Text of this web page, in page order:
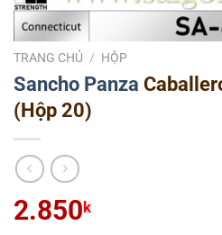
TRANG CHỦ / HỘP
Sancho Panza
(Hộp 20)
2.850 k